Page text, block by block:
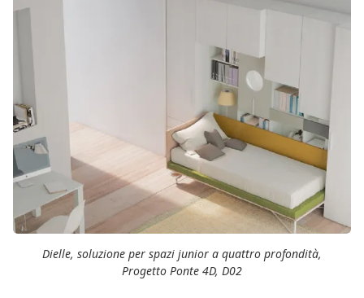
Dielle, soluzione per spazi junior a quattro profondità,
Progetto Ponte 4D, D02